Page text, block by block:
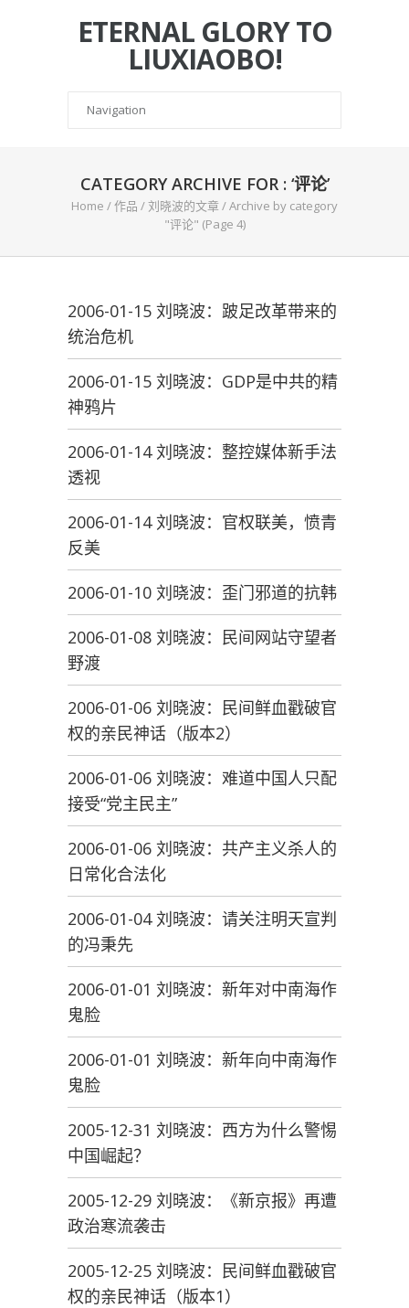
ETERNAL GLORY TO
LIUXIAOBO!
CATEGORY ARCHIVE FOR : ‘评论’
Home /作品 /刘晓波的文章/Archive by category
"评论" (Page 4)
2006-01-15 刘晓波：跛足改革带来的
统治危机
2006-01-15 刘晓波：GDP是中共的精
神鸦片
2006-01-14 刘晓波：整控媒体新手法
透视
2006-01-14 刘晓波：官权联美，愤青
反美
2006-01-10 刘晓波：歪门邪道的抗韩
2006-01-08 刘晓波：民间网站守望者
野渡
2006-01-06 刘晓波：民间鲜血戳破官
权的亲民神话（版本2）
2006-01-06 刘晓波：难道中国人只配
接受“党主民主”
2006-01-06 刘晓波：共产主义杀人的
日常化合法化
2006-01-04 刘晓波：请关注明天宣判
的冯秉先
2006-01-01 刘晓波：新年对中南海作
鬼脸
2006-01-01 刘晓波：新年向中南海作
鬼脸
2005-12-31 刘晓波：西方为什么警惕
中国崛起？
2005-12-29 刘晓波：《新京报》再遭
政治寒流袭击
2005-12-25 刘晓波：民间鲜血戳破官
权的亲民神话（版本1）